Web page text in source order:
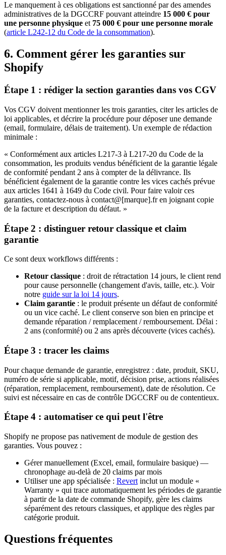
Le manquement à ces obligations est sanctionné par des amendes
administratives de la DGCCRF pouvant atteindre 15 000 € pour
une personne physique et 75 000 € pour une personne morale
(article L242-12 du Code de la consommation).
6. Comment gérer les garanties sur
Shopify
Étape 1 : rédiger la section garanties dans vos CGV
Vos CGV doivent mentionner les trois garanties, citer les articles de
loi applicables, et décrire la procédure pour déposer une demande
(email, formulaire, délais de traitement). Un exemple de rédaction
minimale :
« Conformément aux articles L217-3 à L217-20 du Code de la
consommation, les produits vendus bénéficient de la garantie légale
de conformité pendant 2 ans à compter de la délivrance. Ils
bénéficient également de la garantie contre les vices cachés prévue
aux articles 1641 à 1649 du Code civil. Pour faire valoir ces
garanties, contactez-nous à contact@[marque].fr en joignant copie
de la facture et description du défaut. »
Étape 2 : distinguer retour classique et claim
garantie
Ce sont deux workflows différents :
Retour classique : droit de rétractation 14 jours, le client rend
pour cause personnelle (changement d'avis, taille, etc.). Voir
notre guide sur la loi 14 jours.
Claim garantie : le produit présente un défaut de conformité
ou un vice caché. Le client conserve son bien en principe et
demande réparation / remplacement / remboursement. Délai :
2 ans (conformité) ou 2 ans après découverte (vices cachés).
Étape 3 : tracer les claims
Pour chaque demande de garantie, enregistrez : date, produit, SKU,
numéro de série si applicable, motif, décision prise, actions réalisées
(réparation, remplacement, remboursement), date de résolution. Ce
suivi est nécessaire en cas de contrôle DGCCRF ou de contentieux.
Étape 4 : automatiser ce qui peut l'être
Shopify ne propose pas nativement de module de gestion des
garanties. Vous pouvez :
Gérer manuellement (Excel, email, formulaire basique) —
chronophage au-delà de 20 claims par mois
Utiliser une app spécialisée : Revert inclut un module «
Warranty » qui trace automatiquement les périodes de garantie
à partir de la date de commande Shopify, gère les claims
séparément des retours classiques, et applique des règles par
catégorie produit.
Questions fréquentes